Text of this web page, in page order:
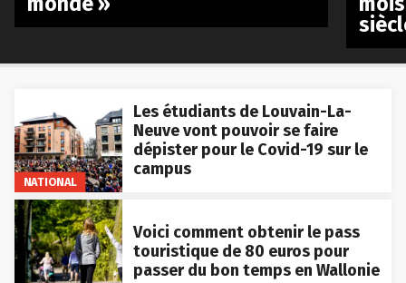
NATIONAL
Les étudiants de Louvain-La-
Neuve vont pouvoir se faire
dépister pour le Covid-19 sur le
campus
Voici comment obtenir le pass
touristique de 80 euros pour
passer du bon temps en Wallonie